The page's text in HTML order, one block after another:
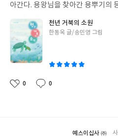
정보들도 이해할 수 있었다! _책 중간 중간 별과 행성의 차이, 과학
어클럽리뷰
아간다. 용왕님을 찾아간 용뿌기의
여정은 힘들고 험난할 것이라는 것
마를 살리겠다는 마음 하나로 바다
용부기는 육지에서 산신령을 찾아
으로 변화하는데, 토끼에 도술에 걸
직일 수 없는 상태가 되고, 그 것을
년동안의 기다림' 용뿌기는 엄마를 살리고 싶은 마음에 천년의 기다
음은 어떨까라는 생각도 들면서 다
천년 거북의 소원
글
한동옥 글/송민영 그림
좋
0
댓
0
작
예스이십사 ㈜